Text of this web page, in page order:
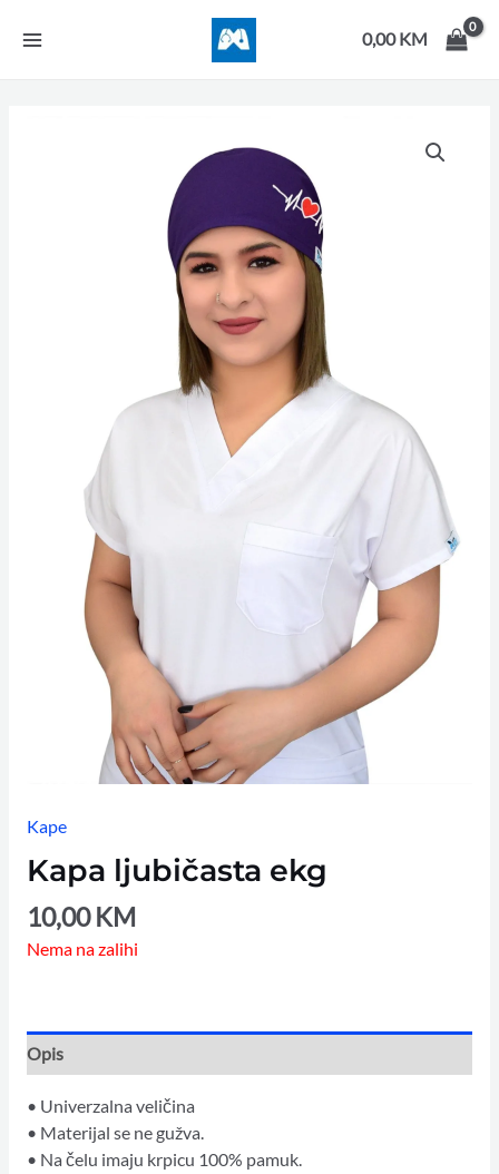
0,00KM
Kape
Kapa ljubičasta ekg
10,00KM
Nema na zalihi
Opis
• Univerzalna veličina
• Materijal se ne gužva.
• Na čelu imaju krpicu 100% pamuk.